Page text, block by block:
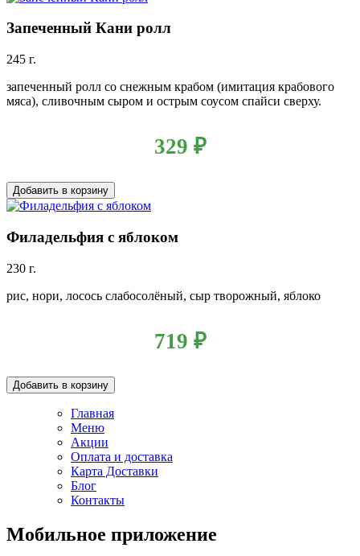
Запеченный Кани ролл
245 г.
запеченный ролл со снежным крабом (имитация крабового
мяса), сливочным сыром и острым соусом спайси сверху.
329 ₽
Добавить в корзину
Филадельфия с яблоком
230 г.
рис, нори, лосось слабосолёный, сыр творожный, яблоко
719 ₽
Добавить в корзину
Главная
Меню
Акции
Оплата и доставка
Карта Доставки
Блог
Контакты
Мобильное приложение